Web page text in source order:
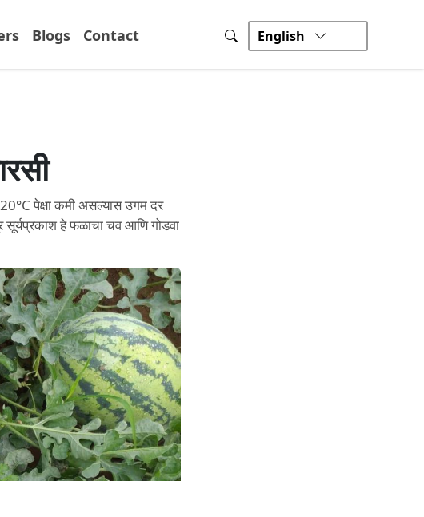
Blogs Contact English
20°C पेक्षा कमी असल्यास उगम दर
सूर्यप्रकाश हे फळाचा चव आणि गोडवा